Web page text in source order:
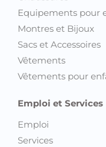
Equipements pour
Montres et Bijoux
Sacs et Accessoires
Vêtements
Vêtements pour
Emploi et Services
Emploi
Services